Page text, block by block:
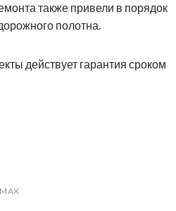
также привели в порядок
полотна.
действует гарантия сроком